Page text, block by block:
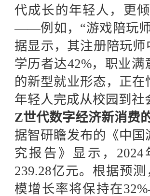
代成长的年轻人，更
——例如，“游戏陪玩师
据显示，其注册陪玩
学历者达42%，职业
的新型就业形态，正
年轻人完成从校园到社
Z世代数字经济新消
据智研瞻发布的《中
究报告》显示，
239.28亿元。根据预
模增长率将保持在